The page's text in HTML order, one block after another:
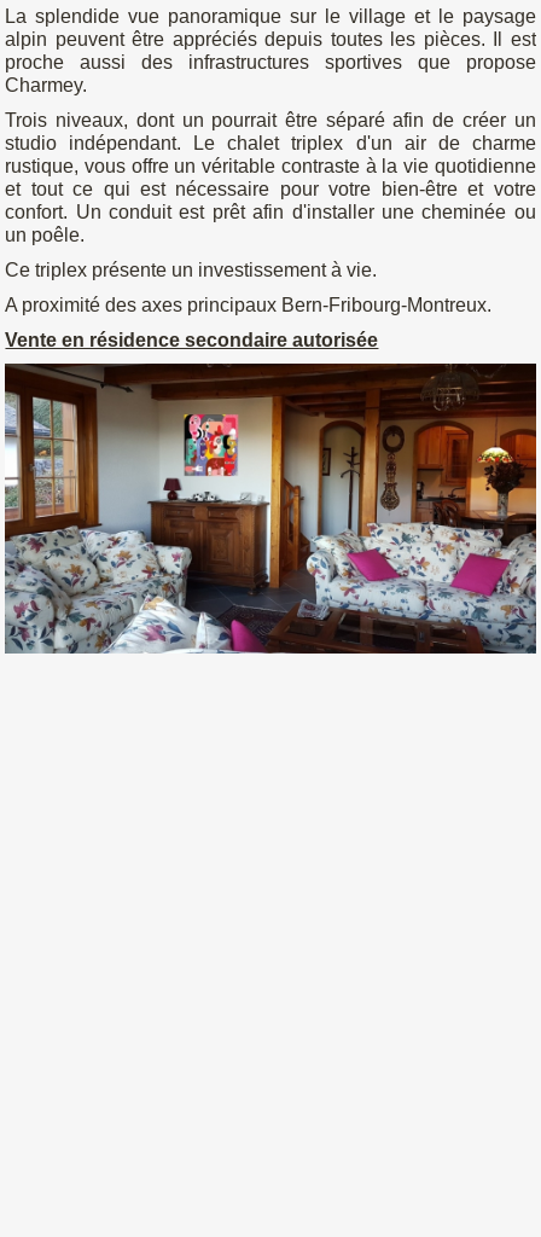
La splendide vue panoramique sur le village et le paysage
alpin peuvent être appréciés depuis toutes les pièces. Il est
proche aussi des infrastructures sportives que propose
Charmey.
Trois niveaux, dont un pourrait être séparé afin de créer un
studio indépendant. Le chalet triplex d'un air de charme
rustique, vous offre un véritable contraste à la vie quotidienne
et tout ce qui est nécessaire pour votre bien-être et votre
confort. Un conduit est prêt afin d'installer une cheminée ou
un poêle.
Ce triplex présente un investissement à vie.
A proximité des axes principaux Bern-Fribourg-Montreux.
Vente en résidence secondaire autorisée